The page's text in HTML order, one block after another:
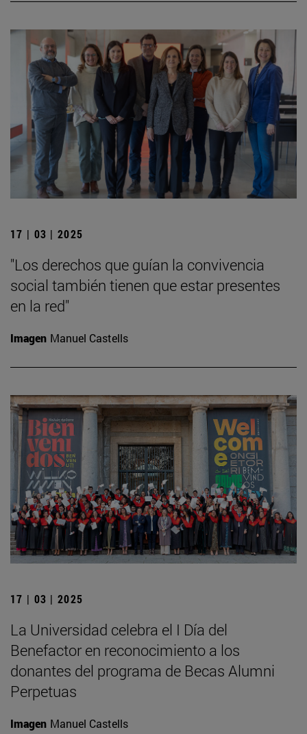
17 | 03 | 2025
"Los derechos que guían la convivencia
social también tienen que estar presentes
en la red"
Imagen Manuel Castells
17 | 03 | 2025
La Universidad celebra el I Día del
Benefactor en reconocimiento a los
donantes del programa de Becas Alumni
Perpetuas
Imagen Manuel Castells